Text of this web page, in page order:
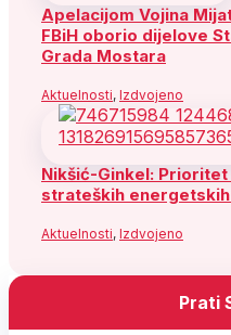
Apelacijom Vojina
FBiH oborio dijelove
Grada Mostara
Aktuelnosti, Izdvojeno
Nikšić-Ginkel:
strateških
Aktuelnosti, Izdvojeno
Prati